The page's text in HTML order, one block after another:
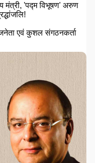
मंत्री, 'पद्म विभूषण' अरुण
एवं कुशल संगठनकर्ता